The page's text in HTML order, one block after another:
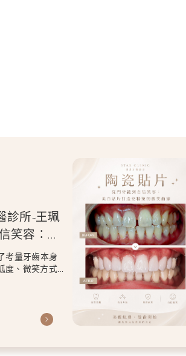
【陶瓷貼片】星采牙醫診所-王珮
伊醫師-「我不要把虎牙磨
掉。」，一場保留個人特色的微
笑設計
過8顆全瓷冠與陶瓷貼片的設計，改善了原本在
意的顏色與修復問題，卻依然保留患者喜歡的
虎牙特色。 因為...
2026.06.26